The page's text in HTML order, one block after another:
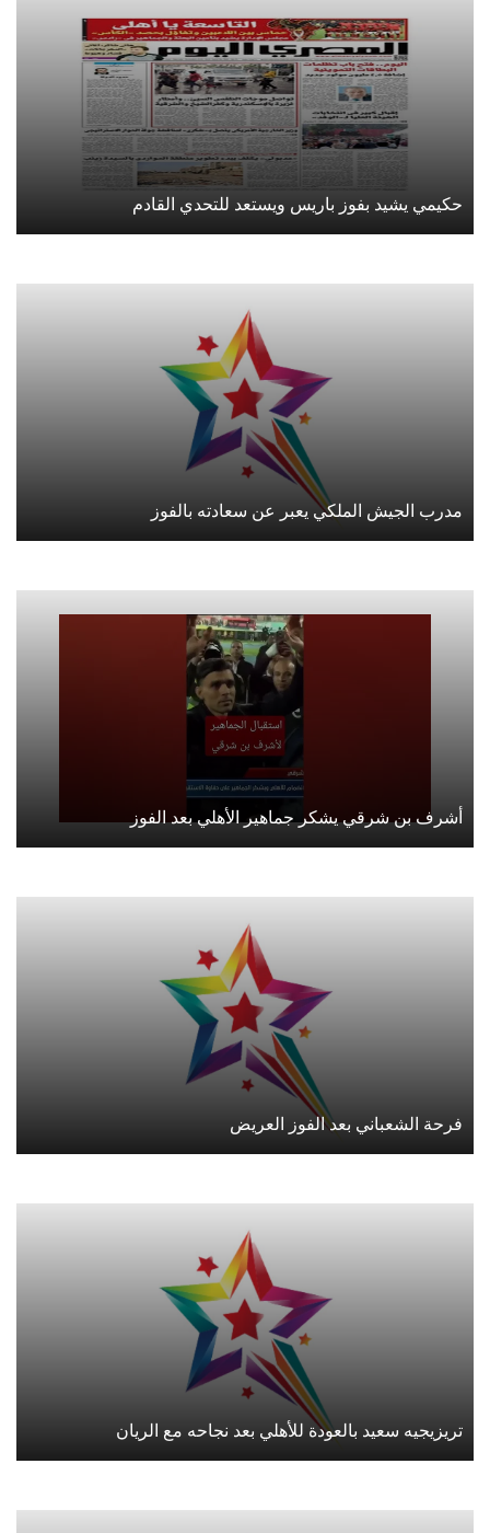
حكيمي يشيد بفوز باريس ويستعد للتحدي القادم
مدرب الجيش الملكي يعبر عن سعادته بالفوز
أشرف بن شرقي يشكر جماهير الأهلي بعد الفوز
فرحة الشعباني بعد الفوز العريض
تريزيجيه سعيد بالعودة للأهلي بعد نجاحه مع الريان